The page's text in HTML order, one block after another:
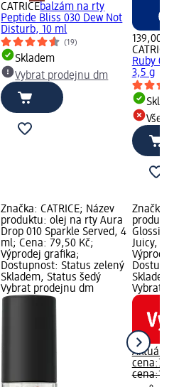
CATRICEbalzám na rty
Peptide Bliss 030 Dew Not
Disturb, 10 ml
(19)
Skladem
Vybrat prodejnu dm
139,00
CATRICE
Ruby
3,5 g
Značka: CATRICE; Název
produktu: olej na rty Aura
Drop 010 Sparkle Served, 4
ml; Cena: 79,50 Kč;
Výprodej grafika;
Dostupnost: Status zelený
Skladem, Status šedý
Vybrat prodejnu dm
Značka:
Glossin'
Juicy, 4
Vybrat
Aktuální
cena:
cena: